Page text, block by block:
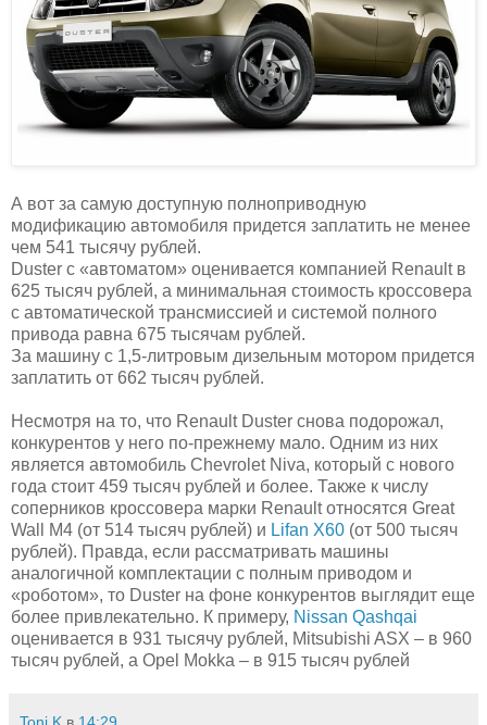
А вот за самую доступную полноприводную
модификацию автомобиля придется заплатить не менее
чем 541 тысячу рублей.
Duster с «автоматом» оценивается компанией Renault в
625 тысяч рублей, а минимальная стоимость кроссовера
с автоматической трансмиссией и системой полного
привода равна 675 тысячам рублей.
За машину с 1,5-литровым дизельным мотором придется
заплатить от 662 тысяч рублей.
Несмотря на то, что Renault Duster снова подорожал,
конкурентов у него по-прежнему мало. Одним из них
является автомобиль Chevrolet Niva, который с нового
года стоит 459 тысяч рублей и более. Также к числу
соперников кроссовера марки Renault относятся Great
Wall M4 (от 514 тысяч рублей) и Lifan X60 (от 500 тысяч
рублей). Правда, если рассматривать машины
аналогичной комплектации с полным приводом и
«роботом», то Duster на фоне конкурентов выглядит еще
более привлекательно. К примеру, Nissan Qashqai
оценивается в 931 тысячу рублей, Mitsubishi ASX – в 960
тысяч рублей, а Opel Mokka – в 915 тысяч рублей